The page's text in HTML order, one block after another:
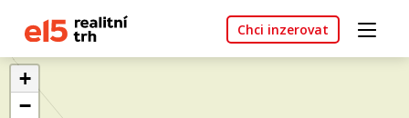
Chci inzerovat
+
−